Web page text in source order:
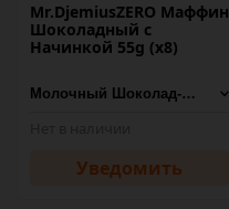
Mr.DjemiusZERO Маффин
Шоколадный с
Начинкой 55g (х8)
Уведомить